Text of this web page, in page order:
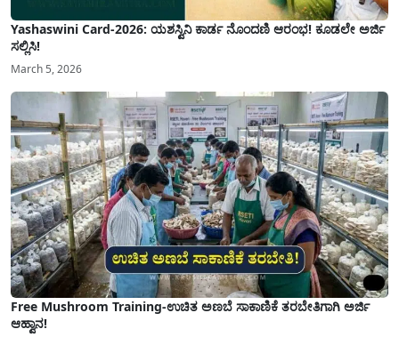
Yashaswini Card-2026: ಯಶಸ್ವಿನಿ ಕಾರ್ಡ ನೊಂದಣಿ ಆರಂಭ! ಕೂಡಲೇ ಅರ್ಜಿ
ಸಲ್ಲಿಸಿ!
March 5, 2026
Free Mushroom Training-ಉಚಿತ ಅಣಬೆ ಸಾಕಾಣಿಕೆ ತರಬೇತಿಗಾಗಿ ಅರ್ಜಿ
ಆಹ್ವಾನ!